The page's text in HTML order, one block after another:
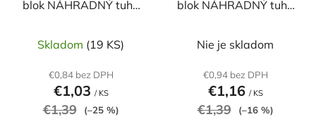
blok NÁHRADNÝ tuhý
Skladom (19 KS)
€0,84 bez DPH
€1,03 / KS
€1,39 (–25 %)
blok NÁHRADNÝ tuhý
Nie je skladom
€0,94 bez DPH
€1,16 / KS
€1,39 (–16 %)